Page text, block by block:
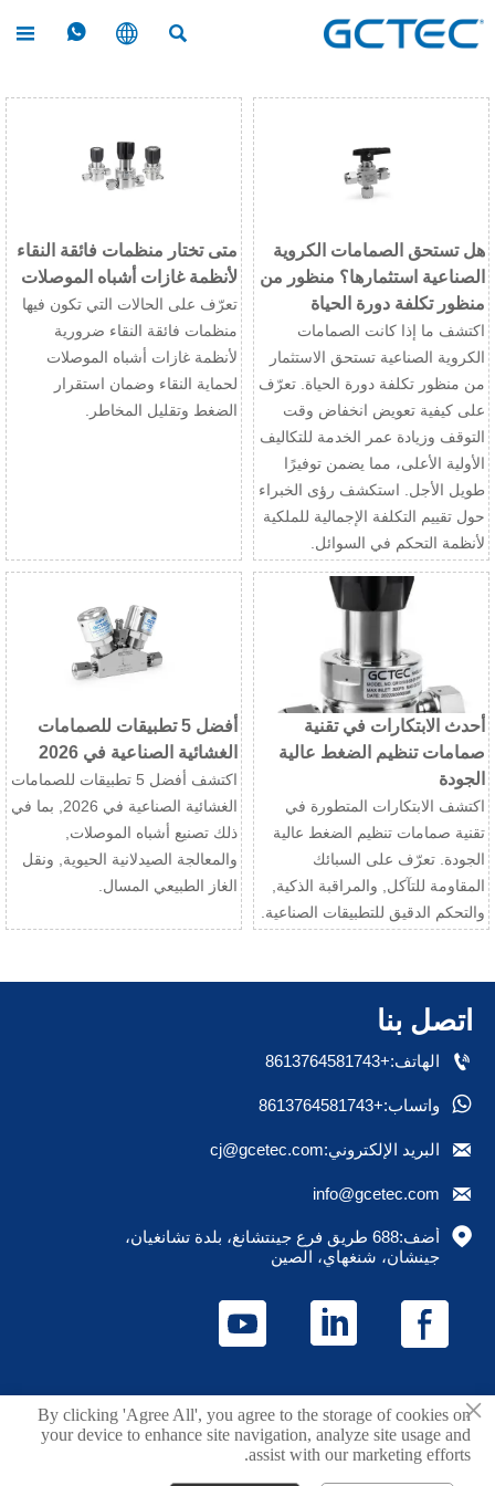




متى تختار منظمات فائقة النقاء
لأنظمة غازات أشباه الموصلات
تعرّف على الحالات التي تكون فيها
منظمات فائقة النقاء ضرورية
لأنظمة غازات أشباه الموصلات
لحماية النقاء وضمان استقرار
الضغط وتقليل المخاطر.
هل تستحق الصمامات الكروية
الصناعية استثمارها؟ منظور من
منظور تكلفة دورة الحياة
اكتشف ما إذا كانت الصمامات
الكروية الصناعية تستحق الاستثمار
من منظور تكلفة دورة الحياة. تعرّف
على كيفية تعويض انخفاض وقت
التوقف وزيادة عمر الخدمة للتكاليف
الأولية الأعلى، مما يضمن توفيرًا
طويل الأجل. استكشف رؤى الخبراء
حول تقييم التكلفة الإجمالية للملكية
لأنظمة التحكم في السوائل.
أفضل 5 تطبيقات للصمامات
الغشائية الصناعية في 2026
اكتشف أفضل 5 تطبيقات للصمامات
الغشائية الصناعية في 2026, بما في
ذلك تصنيع أشباه الموصلات,
والمعالجة الصيدلانية الحيوية, ونقل
الغاز الطبيعي المسال.
أحدث الابتكارات في تقنية
صمامات تنظيم الضغط عالية
الجودة
اكتشف الابتكارات المتطورة في
تقنية صمامات تنظيم الضغط عالية
الجودة. تعرّف على السبائك
المقاومة للتآكل, والمراقبة الذكية,
والتحكم الدقيق للتطبيقات الصناعية.
اتصل بنا
 الهاتف:+8613764581743
 واتساب:+8613764581743
 البريد الإلكتروني:cj@gcetec.com

info@gcetec.com

أضف:688 طريق فرع جينتشانغ، بلدة تشانغيان،
جينشان، شنغهاي، الصين
حقوق الطبع والنشر © 2025 Juchuang (Shanghai) Fluid
Technology Co., Ltd.
سياسة الخصوصية
×
By clicking 'Agree All', you agree to the storage of cookies on
your device to enhance site navigation, analyze site usage and
assist with our marketing efforts.